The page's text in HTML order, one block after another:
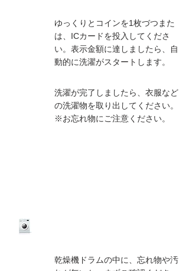
ゆっくりとコインを1枚づつまた
は、ICカードを投入してくださ
い。表示金額に達しましたら、自
動的に洗濯がスタートします。
洗濯が完了しましたら、衣服など
の洗濯物を取り出してください。
※お忘れ物にご注意ください。
乾燥機ドラムの中に、忘れ物や汚